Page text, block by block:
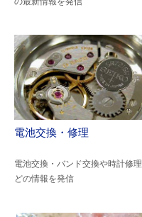
電池交換・修理
電池交換・バンド交換や時計修
どの情報を発信